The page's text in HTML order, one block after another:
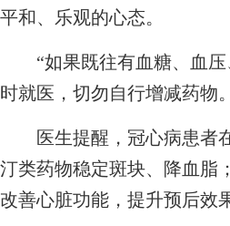
平和、乐观的心态。
“如果既往有血糖、血压
时就医，切勿自行增减药物
医生提醒，冠心病患者在
汀类药物稳定斑块、降血脂
改善心脏功能，提升预后效